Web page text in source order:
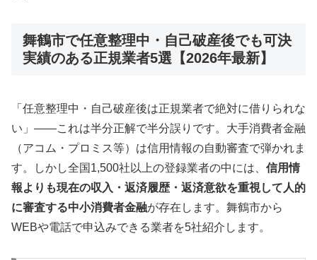
舞鶴市で任意整理中・自己破産後でも可決
実績のある正規業者5選【2026年最新】
「任意整理中・自己破産後は正規業者で絶対に借りられな
い」——これは半分正解で半分誤りです。大手消費者金融
（アコム・プロミス等）は信用情報の自動審査で弾かれま
す。しかし全国1,500社以上の登録業者の中には、 信用情
報よりも現在の収入・返済履歴・返済意欲を重視して人的
に審査する中小消費者金融が存在します。舞鶴市から
WEBや電話で申込みできる業者を5社紹介します。